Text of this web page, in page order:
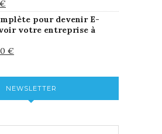
€
pour devenir E-
votre entreprise à
€
NEWSLETTER